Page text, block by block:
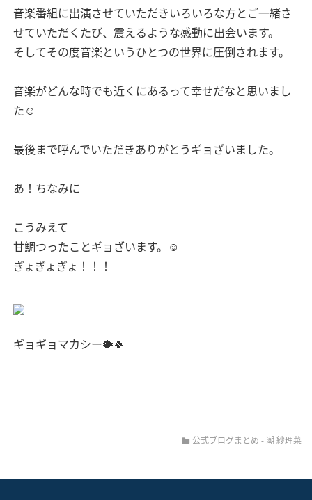
音楽番組に出演させていただきいろいろな方とご一緒さ
せていただくたび、震えるような感動に出会います。
そしてその度音楽というひとつの世界に圧倒されます。
音楽がどんな時でも近くにあるって幸せだなと思いまし
た☺︎
最後まで呼んでいただきありがとうギョざいました。
あ！ちなみに
こうみえて
甘鯛つったことギョざいます。☺︎
ぎょぎょぎょ！！！
ギョギョマカシー🐡🍀
公式ブログまとめ -潮 紗理菜